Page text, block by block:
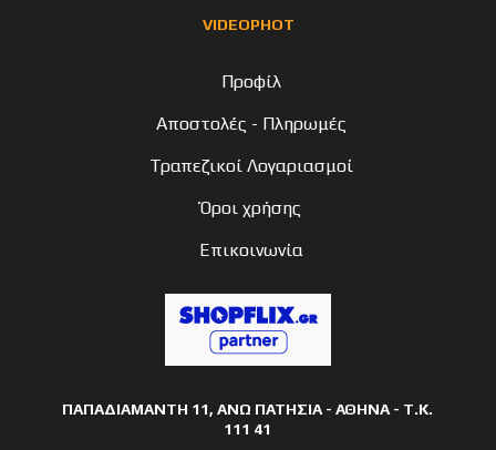
VIDEOPHOT
Προφίλ
Αποστολές - Πληρωμές
Τραπεζικοί Λογαριασμοί
Όροι χρήσης
Επικοινωνία
ΠΑΠΑΔΙΑΜΑΝΤΗ 11, ΑΝΩ ΠΑΤΗΣΙΑ - ΑΘΗΝΑ - Τ.Κ.
111 41